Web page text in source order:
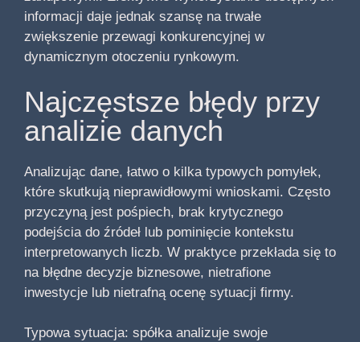
informacji daje jednak szansę na trwałe
zwiększenie przewagi konkurencyjnej w
dynamicznym otoczeniu rynkowym.
Najczęstsze błędy przy
analizie danych
Analizując dane, łatwo o kilka typowych pomyłek,
które skutkują nieprawidłowymi wnioskami. Często
przyczyną jest pośpiech, brak krytycznego
podejścia do źródeł lub pominięcie kontekstu
interpretowanych liczb. W praktyce przekłada się to
na błędne decyzje biznesowe, nietrafione
inwestycje lub nietrafną ocenę sytuacji firmy.
Typowa sytuacja: spółka analizuje swoje